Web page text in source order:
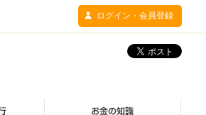
ログイン・会員登録